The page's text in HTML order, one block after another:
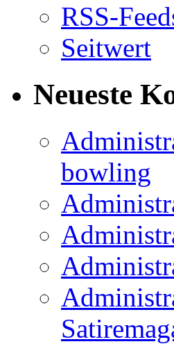
RSS-
Seitwert
Neueste
bowling